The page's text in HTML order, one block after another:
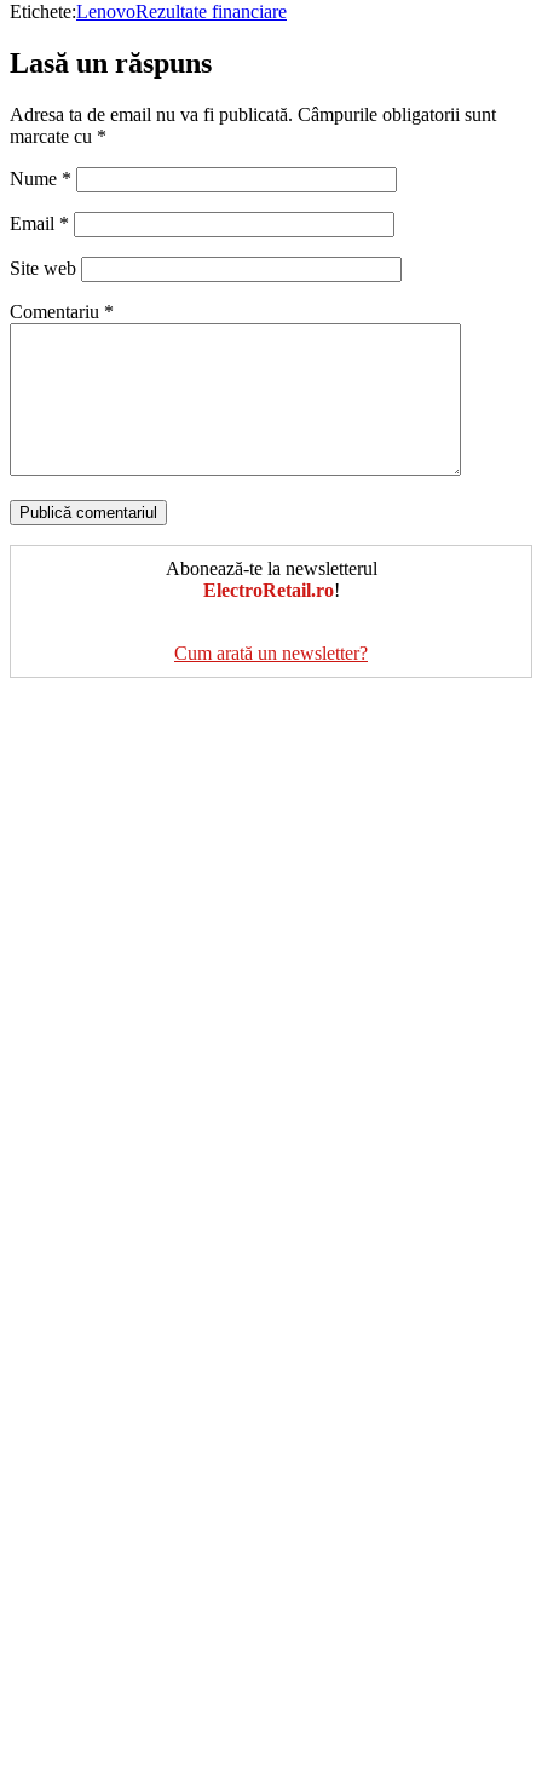
Etichete:LenovoRezultate financiare
Lasă un răspuns
Adresa ta de email nu va fi publicată. Câmpurile obligatorii sunt
marcate cu *
Nume *
Email *
Site web
Comentariu *
Abonează-te la newsletterul
ElectroRetail.ro!
Cum arată un newsletter?